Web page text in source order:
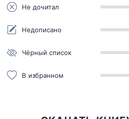
Не дочитал
Недописано
Чёрный список
В избранном